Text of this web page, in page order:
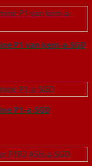
P1 van kem-a-SGD
P1-a-SGD